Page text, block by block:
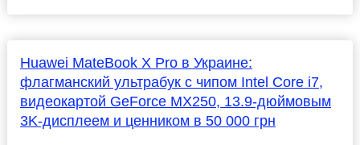
Huawei MateBook X Pro в Украине:
флагманский ультрабук с чипом Intel Core i7,
видеокартой GeForce MX250, 13.9-дюймовым
3K-дисплеем и ценником в 50 000 грн